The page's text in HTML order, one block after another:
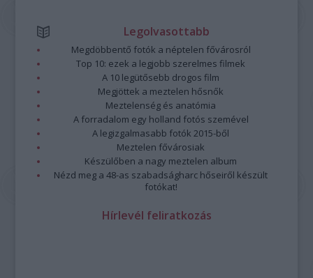
Legolvasottabb
Megdöbbentő fotók a néptelen fővárosról
Top 10: ezek a legjobb szerelmes filmek
A 10 legütősebb drogos film
Megjöttek a meztelen hősnők
Meztelenség és anatómia
A forradalom egy holland fotós szemével
A legizgalmasabb fotók 2015-ből
Meztelen fővárosiak
Készülőben a nagy meztelen album
Nézd meg a 48-as szabadságharc hőseiről készült
fotókat!
Hírlevél feliratkozás